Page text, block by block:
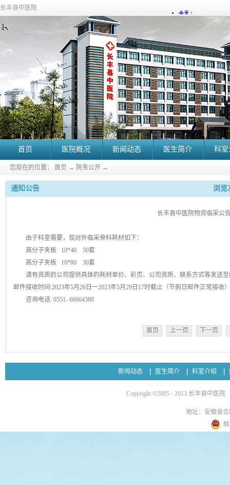
长丰县中医院
首页 医院概况 新闻动态 医生简介 科
您现在的位置： 首页 → 院务公开 →
通知公告 浏览
长丰县中医院物资临采公
由于科室需要，现对外临采骨科耗材如下：
高分子夹板 10*40 50套
高分子夹板 10*80 30套
请有资质的公司提供具体的耗材单价、彩页、公司资质、联系方式等发送至
邮件接收时间:2023年5月26日一2023年5月29日17时截止（节假日邮件正常接收）
咨询电话: 0551- 66664380
首页 上一页 下一页
新闻动态 医生简介 科室介绍
Copyright ©2005 - 2013 长丰县中医院
地址：安徽省